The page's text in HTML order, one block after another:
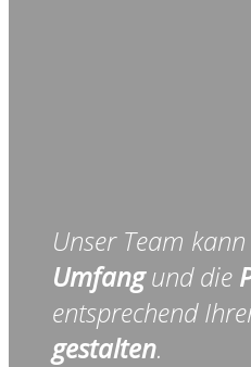
Unser Team
Umfangund die
entsprechend
gestalten.